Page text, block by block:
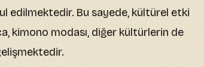
edilmektedir. Bu sayede, kültürel etki
kimono modası, diğer kültürlerin de